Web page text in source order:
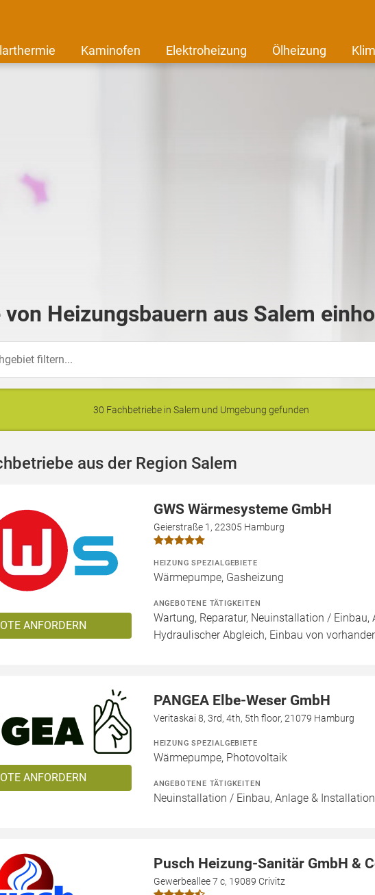
Kaminofen Elektroheizung Ölheizung
Heizungsbauern aus Salem
30 Fachbetriebe in Salem und Umgebung gefunden
aus der Region Salem
ANFORDERN
GWS Wärmesysteme GmbH
Geierstraße 1, 22305 Hamburg
HEIZUNG SPEZIALGEBIETE
Wärmepumpe, Gasheizung
ANGEBOTENE TÄTIGKEITEN
Wartung, Reparatur, Neuinstallation / Einbau,
Hydraulischer Abgleich, Einbau von
ANFORDERN
PANGEA Elbe-Weser GmbH
Veritaskai 8, 3rd, 4th, 5th floor, 21079 Hamburg
HEIZUNG SPEZIALGEBIETE
Wärmepumpe, Photovoltaik
ANGEBOTENE TÄTIGKEITEN
Neuinstallation / Einbau, Anlage & Installation
Pusch Heizung-Sanitär GmbH &
Gewerbeallee 7 c, 19089 Crivitz